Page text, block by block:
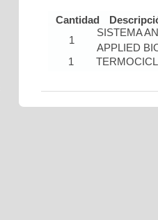
Cantidad
1
SISTEMA
APPLIED
1